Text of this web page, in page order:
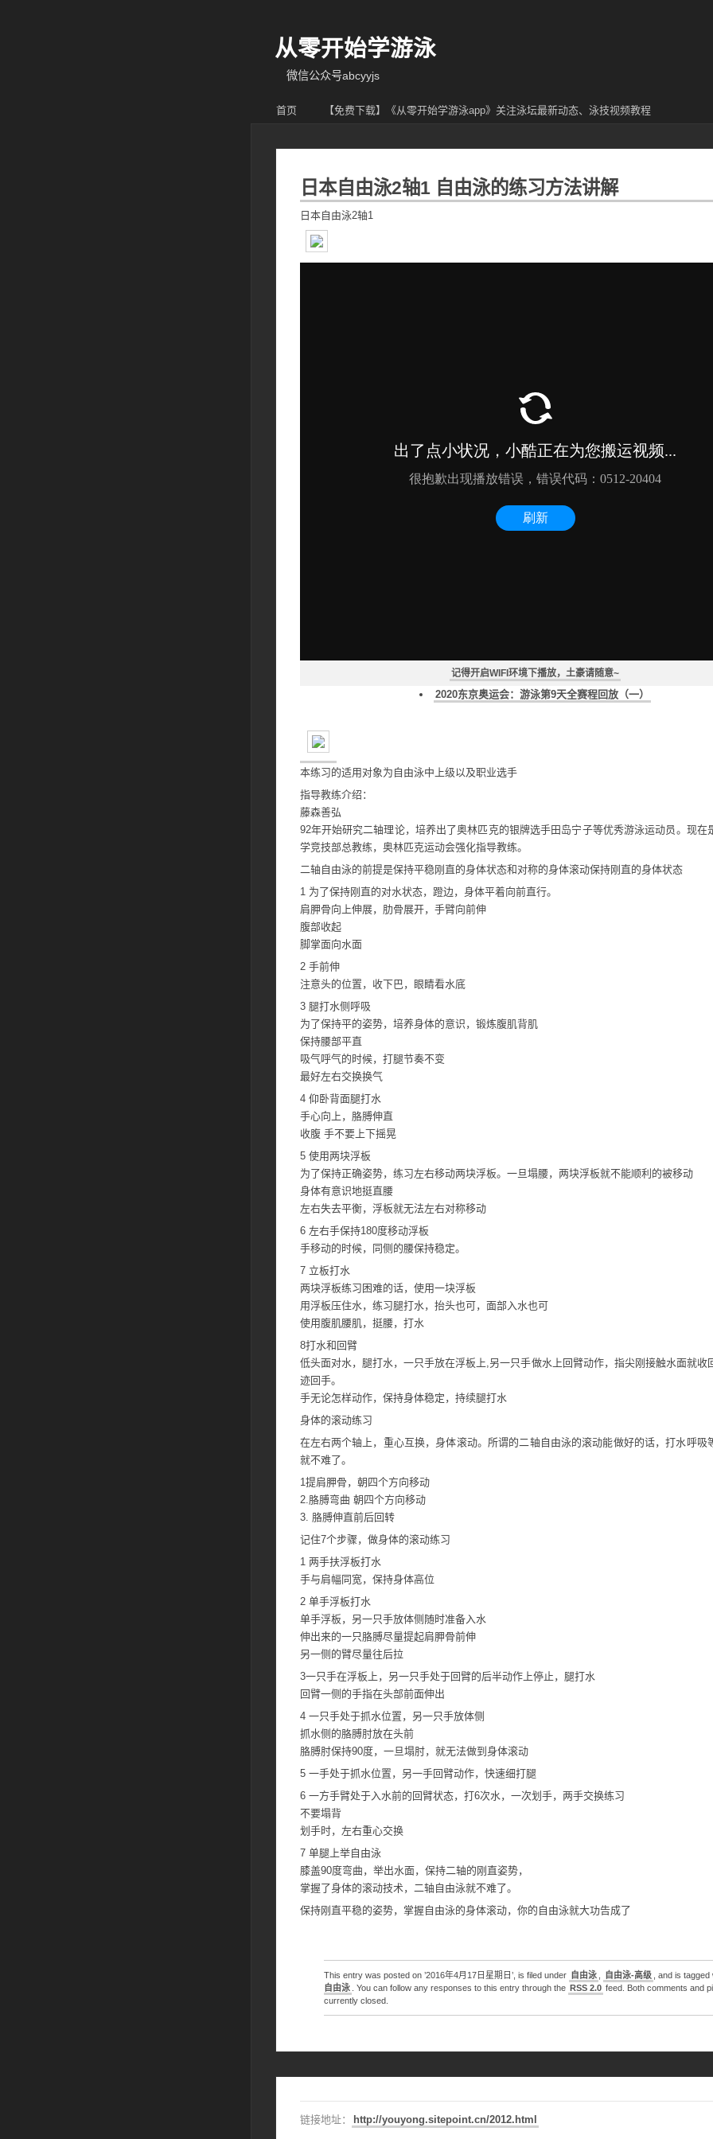
从零开始学游泳
微信公众号abcyyjs
首页 【免费下载】《从零开始学游泳app》关注泳坛最新动态、泳技视频教程
日本自由泳2轴1 自由泳的练习方法讲解
日本自由泳2轴1
记得开启WIFI环境下播放，土豪请随意~
2020东京奥运会：马拉松游泳第1天全赛程回放
《2020东京奥运会：游泳全赛程回放》
2020东京奥运会：游泳第9天全赛程回放（一）
德雷塞尔纪录片《新一代水之怪物——全面解析速度的秘密》
本练习的适用对象为自由泳中上级以及职业选手
指导教练介绍：
藤森善弘
92年开始研究二轴理论，培养出了奥林匹克的银牌选手田岛宁子等优秀游泳运动员。现在
学竞技部总教练，奥林匹克运动会强化指导教练。
二轴自由泳的前提是保持平稳刚直的身体状态和对称的身体滚动保持刚直的身体状态
1 为了保持刚直的对水状态，蹬边，身体平着向前直行。
肩胛骨向上伸展，肋骨展开，手臂向前伸
腹部收起
脚掌面向水面
2 手前伸
注意头的位置，收下巴，眼睛看水底
3 腿打水侧呼吸
为了保持平的姿势，培养身体的意识，锻炼腹肌背肌
保持腰部平直
吸气呼气的时候，打腿节奏不变
最好左右交换换气
4 仰卧背面腿打水
手心向上，胳膊伸直
收腹 手不要上下摇晃
5 使用两块浮板
为了保持正确姿势，练习左右移动两块浮板。一旦塌腰，两块浮板就不能顺利的被移动
身体有意识地挺直腰
左右失去平衡，浮板就无法左右对称移动
6 左右手保持180度移动浮板
手移动的时候，同侧的腰保持稳定。
7 立板打水
两块浮板练习困难的话，使用一块浮板
用浮板压住水，练习腿打水，抬头也可，面部入水也可
使用腹肌腰肌，挺腰，打水
8打水和回臂
低头面对水，腿打水，一只手放在浮板上,另一只手做水上回臂动作，指尖刚接触水面就收
迹回手。
手无论怎样动作，保持身体稳定，持续腿打水
身体的滚动练习
在左右两个轴上，重心互换，身体滚动。所谓的二轴自由泳的滚动能做好的话，打水呼吸
就不难了。
1提肩胛骨，朝四个方向移动
2.胳膊弯曲 朝四个方向移动
3. 胳膊伸直前后回转
记住7个步骤，做身体的滚动练习
1 两手扶浮板打水
手与肩幅同宽，保持身体高位
2 单手浮板打水
单手浮板，另一只手放体侧随时准备入水
伸出来的一只胳膊尽量提起肩胛骨前伸
另一侧的臂尽量往后拉
3一只手在浮板上，另一只手处于回臂的后半动作上停止，腿打水
回臂一侧的手指在头部前面伸出
4 一只手处于抓水位置，另一只手放体侧
抓水侧的胳膊肘放在头前
胳膊肘保持90度，一旦塌肘，就无法做到身体滚动
5 一手处于抓水位置，另一手回臂动作，快速细打腿
6 一方手臂处于入水前的回臂状态，打6次水，一次划手，两手交换练习
不要塌背
划手时，左右重心交换
7 单腿上举自由泳
膝盖90度弯曲，举出水面，保持二轴的刚直姿势，
掌握了身体的滚动技术，二轴自由泳就不难了。
保持刚直平稳的姿势，掌握自由泳的身体滚动，你的自由泳就大功告成了
This entry was posted on ’2016年4月17日星期日’, is filed under 自由泳 自由泳-高级 , and is tagged
自由泳
. You can follow any responses to this entry through the RSS 2.0 feed. Both comments and
currently closed.
链接地址： http://youyong.sitepoint.cn/2012.html